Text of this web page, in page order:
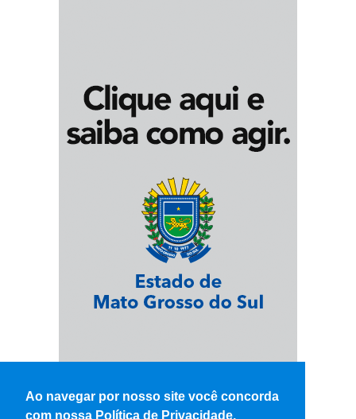
Ao navegar por nosso site você concorda
com nossa Política de Privacidade.